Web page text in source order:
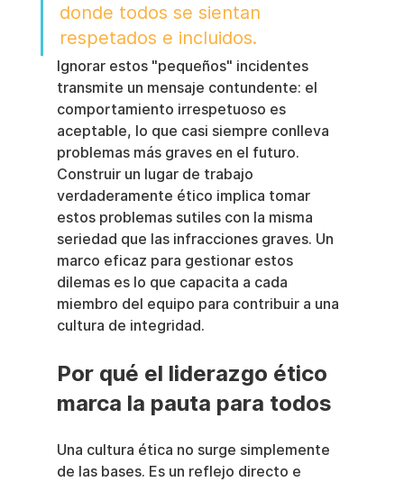
donde todos se sientan
respetados e incluidos.
Ignorar estos "pequeños" incidentes
transmite un mensaje contundente: el
comportamiento irrespetuoso es
aceptable, lo que casi siempre conlleva
problemas más graves en el futuro.
Construir un lugar de trabajo
verdaderamente ético implica tomar
estos problemas sutiles con la misma
seriedad que las infracciones graves. Un
marco eficaz para gestionar estos
dilemas es lo que capacita a cada
miembro del equipo para contribuir a una
cultura de integridad.
Por qué el liderazgo ético
marca la pauta para todos
Una cultura ética no surge simplemente
de las bases. Es un reflejo directo e